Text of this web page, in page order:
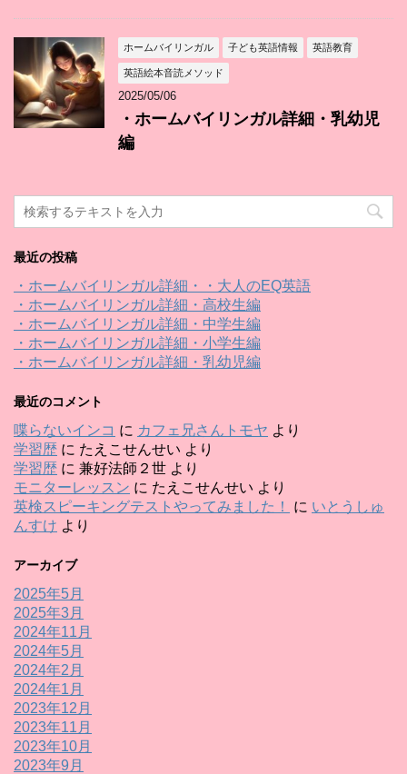
ホームバイリンガル 子ども英語情報 英語教育
英語絵本音読メソッド
2025/05/06
・ホームバイリンガル詳細・乳幼児
編
最近の投稿
・ホームバイリンガル詳細・・大人のEQ英語
・ホームバイリンガル詳細・高校生編
・ホームバイリンガル詳細・中学生編
・ホームバイリンガル詳細・小学生編
・ホームバイリンガル詳細・乳幼児編
最近のコメント
喋らないインコ に カフェ兄さんトモヤ より
学習歴 に たえこせんせい より
学習歴 に 兼好法師２世 より
モニターレッスン に たえこせんせい より
英検スピーキングテストやってみました！
に いとうしゅ
んすけ より
アーカイブ
2025年5月
2025年3月
2024年11月
2024年5月
2024年2月
2024年1月
2023年12月
2023年11月
2023年10月
2023年9月